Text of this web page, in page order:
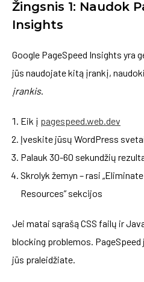
Žingsnis 1: Naudok
Insights
Google PageSpeed Insights yra
jūs naudojate kitą įrankį,
įrankis.
Eik į pagespeed.web.dev
Įveskite jūsų WordPress
Palauk 30-60 sekundžių
Skrolyk žemyn – rasi
Resources” sekcijos
Jei matai sąrašą CSS failų ir
blocking problemos.
jūs praleidžiate.